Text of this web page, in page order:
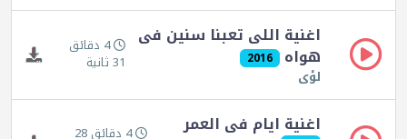
اغنية اللى تعبنا سنين فى
هواه 2016
لؤى
4 دقائق
31 ثانية
اغنية ايام فى العمر 4 دقائق 28